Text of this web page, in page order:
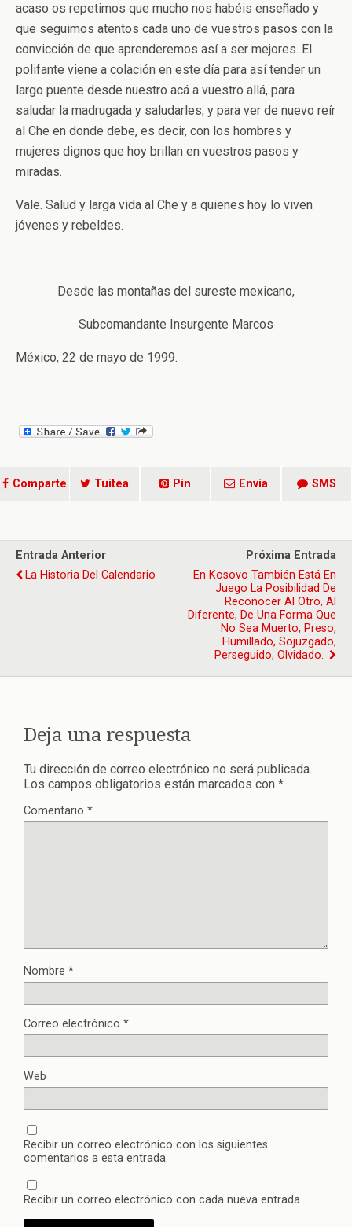
acaso os repetimos que mucho nos habéis enseñado y
que seguimos atentos cada uno de vuestros pasos con la
convicción de que aprenderemos así a ser mejores. El
polifante viene a colación en este día para así tender un
largo puente desde nuestro acá a vuestro allá, para
saludar la madrugada y saludarles, y para ver de nuevo reír
al Che en donde debe, es decir, con los hombres y
mujeres dignos que hoy brillan en vuestros pasos y
miradas.
Vale. Salud y larga vida al Che y a quienes hoy lo viven
jóvenes y rebeldes.
Desde las montañas del sureste mexicano,
Subcomandante Insurgente Marcos
México, 22 de mayo de 1999.
Comparte Tuitea Pin Envía SMS
Entrada Anterior
La Historia Del Calendario
Próxima Entrada
En Kosovo También Está En
Juego La Posibilidad De
Reconocer Al Otro, Al
Diferente, De Una Forma Que
No Sea Muerto, Preso,
Humillado, Sojuzgado,
Perseguido, Olvidado.
Deja una respuesta
Tu dirección de correo electrónico no será publicada.
Los campos obligatorios están marcados con *
Comentario *
Nombre *
Correo electrónico *
Web
Recibir un correo electrónico con los siguientes
comentarios a esta entrada.
Recibir un correo electrónico con cada nueva entrada.